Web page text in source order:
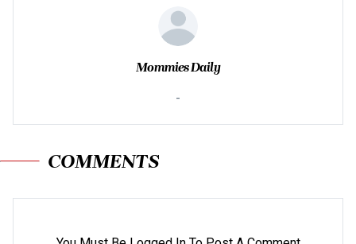
Mommies Daily
-
COMMENTS